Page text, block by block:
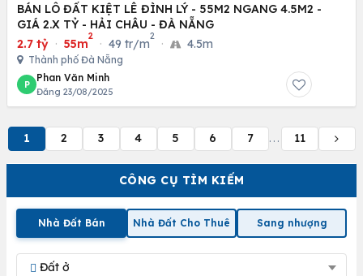
CÔNG CỤ TÌM KIẾM
Nhà Đất Bán Nhà Đất Cho Thuê Sang nhượng
Đất ở
BÁN LÔ ĐẤT KIỆT LÊ ĐÌNH LÝ - 55M2 NGANG 4.5M2 -
GIÁ 2.X TỶ - HẢI CHÂU - ĐÀ NẴNG
2.7 tỷ · 55m
2
· 49 tr/m
2
· 4.5m
Thành phố Đà Nẵng
P
Phan Văn Minh
Đăng 23/08/2025
1 2 3 4 5 6 7 ... 11